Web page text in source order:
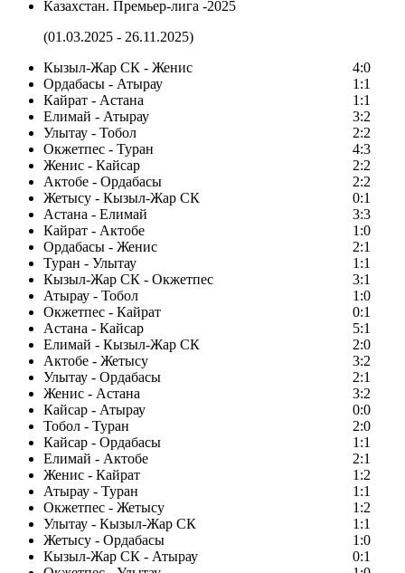
Казахстан. Премьер-лига -2025
(01.03.2025 - 26.11.2025)
Кызыл-Жар СК - Женис
4:0
Ордабасы - Атырау
1:1
Кайрат - Астана
1:1
Елимай - Атырау
3:2
Улытау - Тобол
2:2
Окжетпес - Туран
4:3
Женис - Кайсар
2:2
Актобе - Ордабасы
2:2
Жетысу - Кызыл-Жар СК
0:1
Астана - Елимай
3:3
Кайрат - Актобе
1:0
Ордабасы - Женис
2:1
Туран - Улытау
1:1
Кызыл-Жар СК - Окжетпес
3:1
Атырау - Тобол
1:0
Окжетпес - Кайрат
0:1
Астана - Кайсар
5:1
Елимай - Кызыл-Жар СК
2:0
Актобе - Жетысу
3:2
Улытау - Ордабасы
2:1
Женис - Астана
3:2
Кайсар - Атырау
0:0
Тобол - Туран
2:0
Кайсар - Ордабасы
1:1
Елимай - Актобе
2:1
Женис - Кайрат
1:2
Атырау - Туран
1:1
Окжетпес - Жетысу
1:2
Улытау - Кызыл-Жар СК
1:1
Жетысу - Ордабасы
1:0
Кызыл-Жар СК - Атырау
0:1